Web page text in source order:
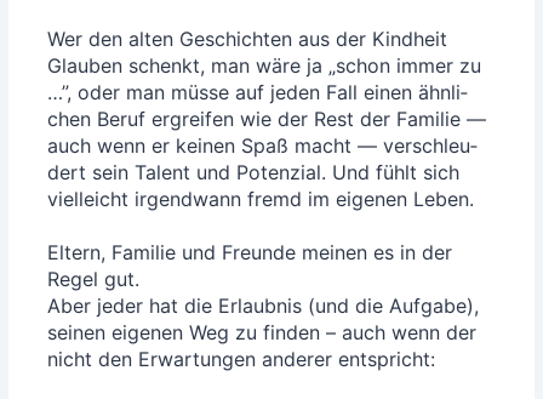
Wer den alten Geschich­ten aus der Kind­heit
Glau­ben schenkt, man wäre ja „schon immer zu
…”, oder man müs­se auf jeden Fall einen ähn­li­
chen Beruf ergrei­fen wie der Rest der Fami­lie —
auch wenn er kei­nen Spaß macht — ver­schleu­
dert sein Talent und Poten­zi­al. Und fühlt sich
viel­leicht irgend­wann fremd im eige­nen Leben.
Eltern, Fami­lie und Freun­de mei­nen es in der
Regel gut.
Aber jeder hat die Erlaub­nis (und die Auf­ga­be),
sei­nen eige­nen Weg zu fin­den – auch wenn der
nicht den Erwar­tun­gen ande­rer ent­spricht: